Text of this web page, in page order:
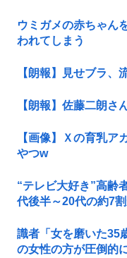
ウミガメの赤ちゃん
われてしまう
【朗報】見せブラ、
【朗報】佐藤二朗さ
【画像】Ｘの育乳ア
やつw
“テレビ大好き”高齢
代後半～20代の約7
識者「女を磨いた35
の女性の方が圧倒的